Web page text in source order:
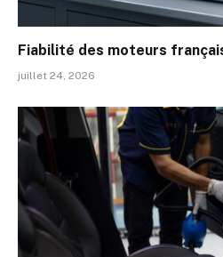
Fiabilité des moteurs
juillet 24, 2026